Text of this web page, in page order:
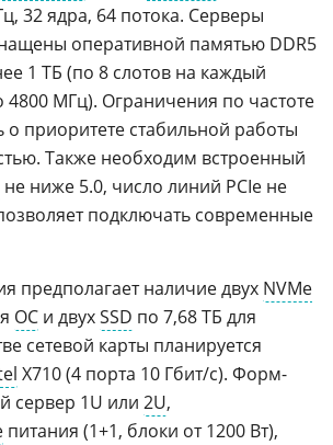
32 ядра, 64 потока. Серверы
оперативной памятью DDR5
1 ТБ (по 8 слотов на каждый
4800 МГц). Ограничения по частоте
о приоритете стабильной работы
Также необходим встроенный
не ниже 5.0, число линий PCIe не
подключать современные
предполагает наличие двух NVMe
ОС и двухSSD по 7,68 ТБ для
сетевой карты планируется
X710 (4 порта 10 Гбит/с). Форм-
сервер 1U или 2U,
питания (1+1, блоки от 1200 Вт),